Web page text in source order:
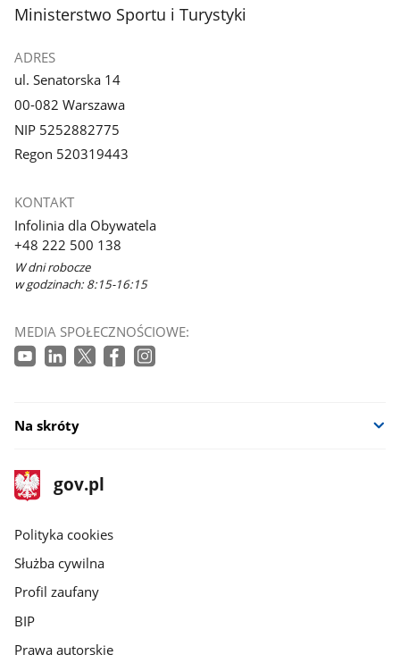
stopka
Ministerstwo Sportu i Turystyki
ADRES
ul. Senatorska 14
00-082 Warszawa
NIP 5252882775
Regon 520319443
KONTAKT
Infolinia dla Obywatela
+48 222 500 138
W dni robocze
w godzinach: 8:15-16:15
MEDIA SPOŁECZNOŚCIOWE:
Na skróty
stopka
gov.pl
Strona
gov.pl
gov.pl
Polityka cookies
Służba cywilna
Profil zaufany
BIP
Prawa autorskie